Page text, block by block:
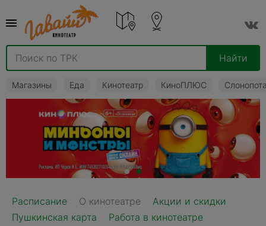
Найти
Магазины Еда Кинотеатр КиноПЛЮС
1
2
Расписание
О кинотеатре
Акции и скидки
Пушкинская карта
Работа в кинотеатре